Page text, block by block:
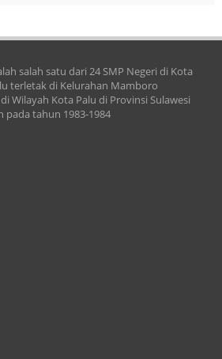
salah satu dari 24 SMP Negeri di Kota
terletak di Kelurahan Mamboro
Wilayah Kota Palu di Provinsi Sulawesi
pada tahun 1983-1984